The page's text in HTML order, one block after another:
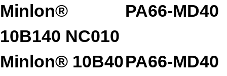
Minlon®
10B140 NC010
PA66-MD40
Minlon® 10B40PA66-MD40